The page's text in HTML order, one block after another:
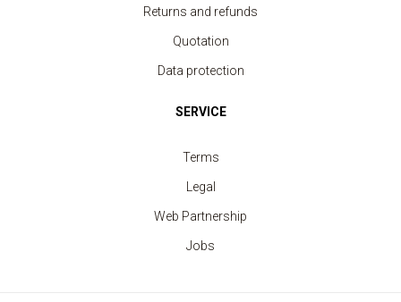
Returns and refunds
Quotation
Data protection
SERVICE
Terms
Legal
Web Partnership
Jobs